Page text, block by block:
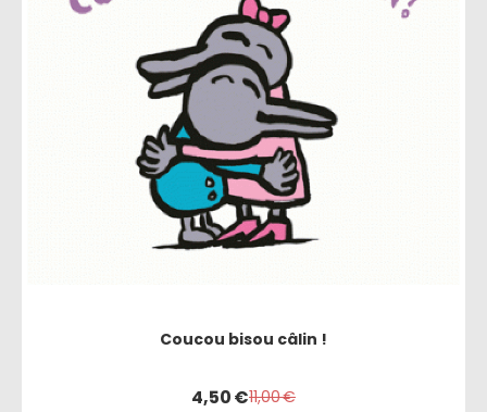
Coucou bisou câlin !
4,50€11,00€